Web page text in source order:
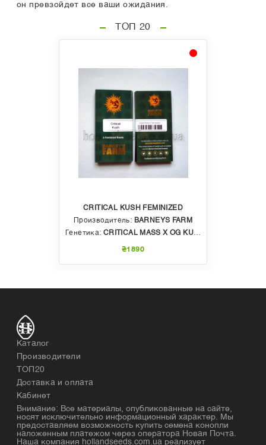
он превзойдет все ваши ожидания.
ТОП 20
CRITICAL KUSH FEMINIZED
Производитель: BARNEYS FARM
Генетика: CRITICAL MASS X OG KUSH
₴1890
Каталог
Производители
ТОП20
Доставка и оплата
Кабинет
Внимание: Все материалы, опубликованные на сайте,
носят исключительно информационный характер. Мы
предоставляем возможность купить семена конопли
наложенным платежом через оператора Новая Почта.
Наша компания hollandseeds.com.ua реализует